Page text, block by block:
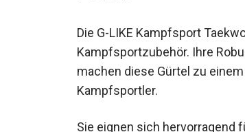
Fazit
Die G-LIKE Kampfsport
Kampfsportzubehör. Ihre
machen diese Gürtel zu